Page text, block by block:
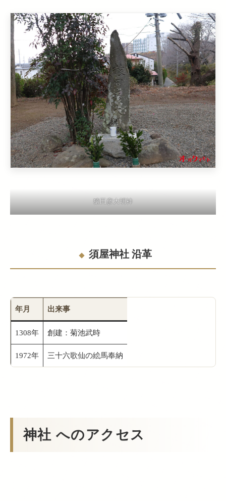
猿田彦大明神
須屋神社 沿革
年月 出来事
1308年 創建：菊池武時
1972年 三十六歌仙の絵馬奉納
神社 へのアクセス